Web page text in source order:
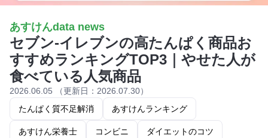
あすけんdata news
セブン‐イレブンの高たんぱく商品お
すすめランキングTOP3｜やせた人が
食べている人気商品
2026.06.05 （更新日：2026.07.30）
たんぱく質不足解消
あすけんランキング
あすけん栄養士 コンビニ ダイエットのコツ